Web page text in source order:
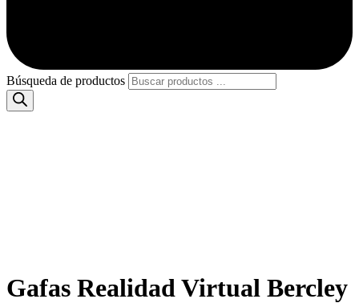
Búsqueda de productos
Gafas Realidad Virtual Bercley